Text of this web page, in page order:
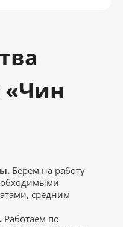
«Чин
Берем на работу
средним
Работаем по